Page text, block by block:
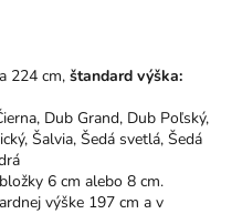
224 cm, štandard výška:
Dub Grand, Dub Poľský,
Šalvia, Šedá svetlá, Šedá
6 cm alebo 8 cm.
výške 197 cm a v